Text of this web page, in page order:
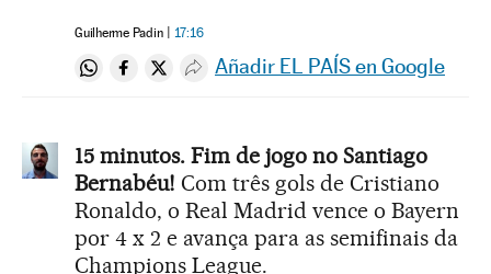
Guilherme Padin 17:16
Compartir en Whatsapp
Compartir en Facebook
Compartir en Twitter
Desplegar Redes Sociales
Añadir EL PAÍS en Google
15 minutos. Fim de jogo no Santiago
Bernabéu! Com três gols de Cristiano
Ronaldo, o Real Madrid vence o Bayern
por 4 x 2 e avança para as semifinais da
Champions League.